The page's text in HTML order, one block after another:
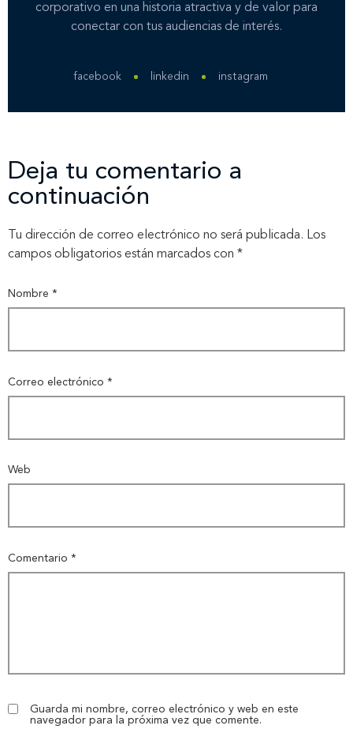
Nosotros
Contáctanos
corporativo en una historia atractiva y de valor para
conectar con tus audiencias de interés.
facebook linkedin instagram
Deja tu comentario a
continuación
Tu dirección de correo electrónico no será publicada. Los
campos obligatorios están marcados con *
Comentario *
Nombre *
Correo electrónico *
Web
Guarda mi nombre, correo electrónico y web en este
navegador para la próxima vez que comente.